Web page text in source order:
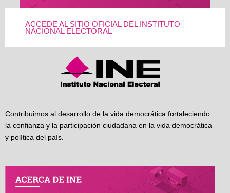
ACCEDE AL SITIO OFICIAL DEL INSTITUTO
NACIONAL ELECTORAL
Contribuimos al desarrollo de la vida democrática fortaleciendo
la confianza y la participación ciudadana en la vida democrática
y política del país.